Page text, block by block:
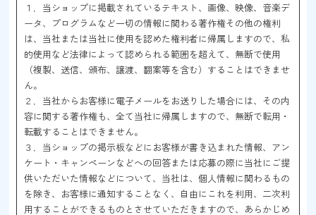
１．当ショップに掲載されているテキスト、画像、映像、音楽デ
ータ、プログラムなど一切の情報に関わる著作権その他の権利
は、当社または当社に使用を認めた権利者に帰属しますので、私
的使用など法律によって認められる範囲を超えて、無断で使用
（複製、送信、頒布、譲渡、翻案等を含む）することはできませ
ん。
２．当社からお客様に電子メールをお送りした場合には、その内
容に関する著作権も、全て当社に帰属しますので、無断で転用・
転載することはできません。
３．当ショップの掲示板などにお客様が書き込まれた情報、アン
ケート・キャンペーンなどへの回答または応募の際に当社にご提
供いただいた情報などについて、当社は、個人情報に関わるもの
を除き、お客様に通知することなく、自由にこれを利用、二次利
用することができるものとさせていただきますので、あらかじめ